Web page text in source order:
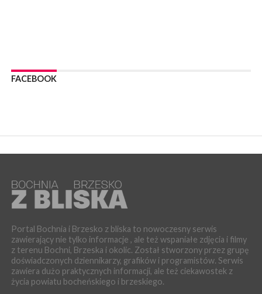
BOCHNIA. Podpisano umowę na wykonanie dokumentacji
projektowej przebudowy ulicy Dołuszyckiej
samochodem osobowym
WYDARZENIA
Wakacyjnej Akademii Muzealnej
WYDARZENIA
06 sierpnia 2026
LIPNICA MUROWANA. Oddaj krew, pomóż potrzebującym!
KULTURA
FACEBOOK
Portal Bochnia i Brzesko z bliska to nowoczesny serwis
zawierający nie tylko informacje , ale też wspaniałe zdjęcia i filmy
z terenu Bochni, Brzeska i okolic. Został stworzony przez grupę
doświadczonych dziennikarzy, grafików i programistów. Serwis
zawiera dużo praktycznych informacji, ale też ciekawostek z
życia powiatu bocheńskiego i brzeskiego.